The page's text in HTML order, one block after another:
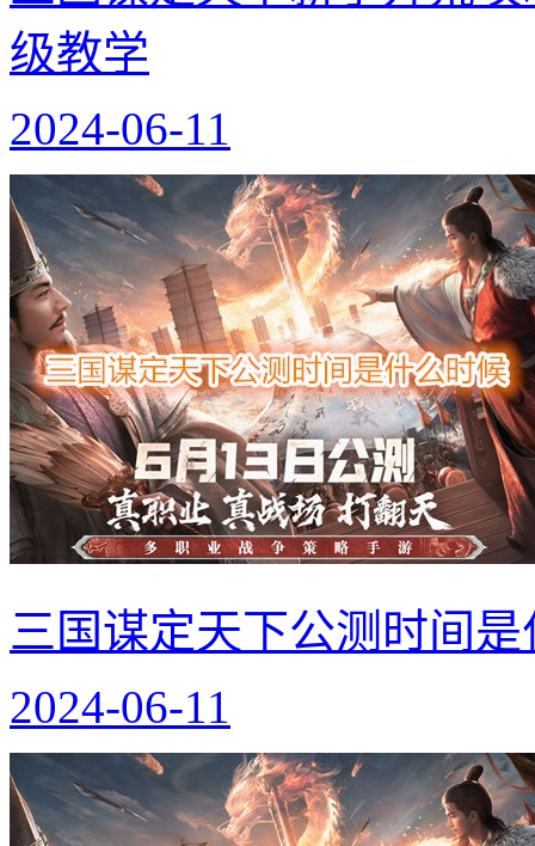
级教学
2024-06-11
三国谋定天下公测时间
2024-06-11